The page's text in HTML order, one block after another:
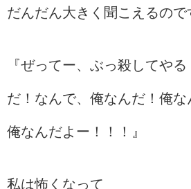
だんだん大きく聞こえるので
『ぜってー、ぶっ殺してや
だ！なんで、俺なんだ！俺な
俺なんだよー！！！』
私は怖くなって